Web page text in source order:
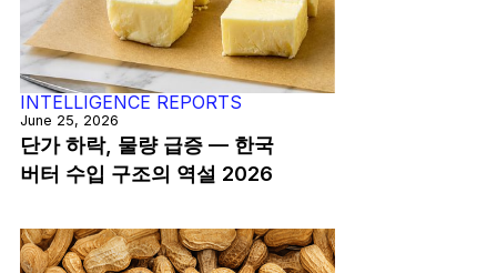
INTELLIGENCE REPORTS
June 25, 2026
단가 하락, 물량 급증 — 한국
버터 수입 구조의 역설 2026